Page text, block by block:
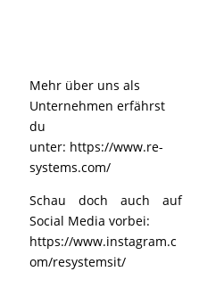
Mehr über uns als
Unternehmen erfährst
du
unter: https://www.re-
systems.com/
Schau doch auch auf
Social Media vorbei:
https://www.instagram.c
om/resystemsit/